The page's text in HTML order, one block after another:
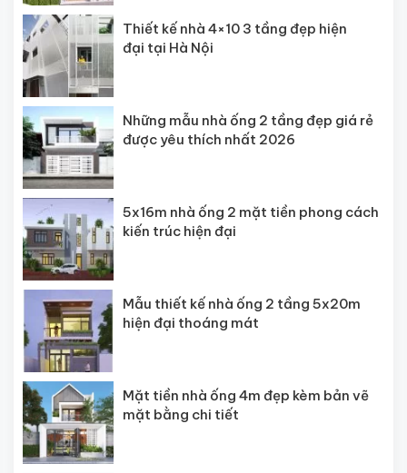
Thiết kế nhà 4×10 3 tầng đẹp hiện
đại tại Hà Nội
Những mẫu nhà ống 2 tầng đẹp giá rẻ
được yêu thích nhất 2026
5x16m nhà ống 2 mặt tiền phong cách
kiến trúc hiện đại
Mẫu thiết kế nhà ống 2 tầng 5x20m
hiện đại thoáng mát
Mặt tiền nhà ống 4m đẹp kèm bản vẽ
mặt bằng chi tiết